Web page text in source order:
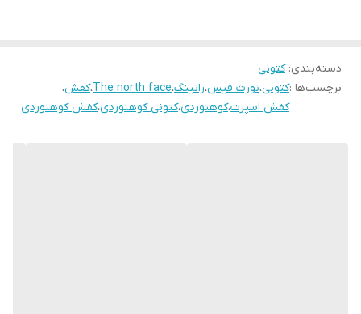
دسته‌بندی:کتونی
برچسب‌ها :کتونی،نورث فیس،رانینگ،The north face،کفش،
کفش اسپرت،کوهنوردی،کتونی کوهنوردی،کفش کوهنوردی